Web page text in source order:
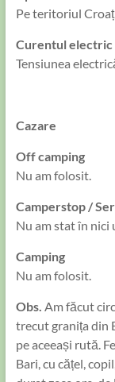
Pe teritoriul
Curentul electric
Tensiunea
Cazare
Off camping
Nu am folosit.
Camperstop /
Nu am stat în nici
Camping
Nu am folosit.
Obs. Am făcut
trecut granița din
pe aceeași rută.
Bari, cu cățel,